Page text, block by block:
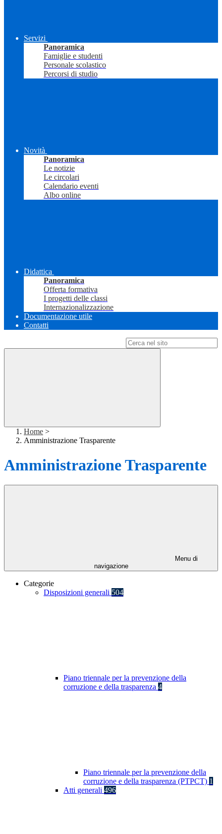
Servizi
Panoramica
Famiglie e studenti
Personale scolastico
Percorsi di studio
Novità
Panoramica
Le notizie
Le circolari
Calendario eventi
Albo online
Didattica
Panoramica
Offerta formativa
I progetti delle classi
Internazionalizzazione
Documentazione utile
Contatti
Home >
Amministrazione Trasparente
Amministrazione Trasparente
Menu di
navigazione
Categorie
Disposizioni generali 504
Piano triennale per la prevenzione della
corruzione e della trasparenza 4
Piano triennale per la prevenzione della
corruzione e della trasparenza (PTPCT) 1
Atti generali 496